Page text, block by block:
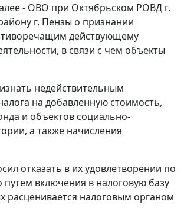
- ОВО при Октябрьском РОВД г.
г. Пензы о признании
действующему
в связи с чем объекты
недействительным
на добавленную стоимость,
и объектов социально-
а также начисления
отказать в их удовлетворении по
включения в налоговую базу
расценивается налоговым органом